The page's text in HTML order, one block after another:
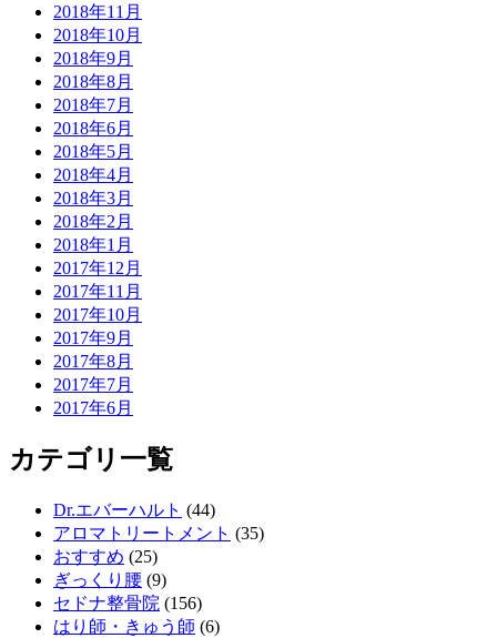
2018年11月
2018年10月
2018年9月
2018年8月
2018年7月
2018年6月
2018年5月
2018年4月
2018年3月
2018年2月
2018年1月
2017年12月
2017年11月
2017年10月
2017年9月
2017年8月
2017年7月
2017年6月
カテゴリ一覧
Dr.エバーハルト (44)
アロマトリートメント (35)
おすすめ (25)
ぎっくり腰 (9)
セドナ整骨院 (156)
はり師・きゅう師 (6)